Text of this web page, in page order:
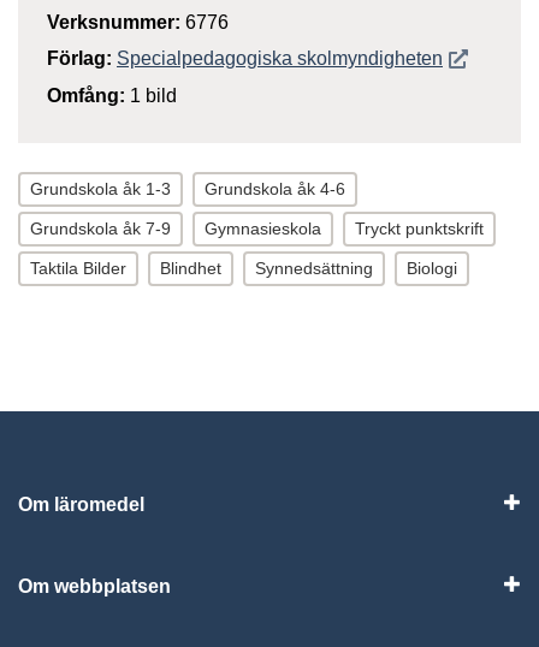
Verksnummer: 6776
Förlag: Specialpedagogiska skolmyndigheten Öppnas i
Omfång: 1 bild
Grundskola åk 1-3 Grundskola åk 4-6
Grundskola åk 7-9 Gymnasieskola Tryckt punktskrift
Taktila Bilder Blindhet Synnedsättning Biologi
Om läromedel
Om webbplatsen